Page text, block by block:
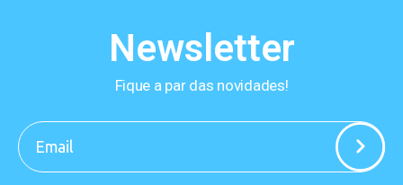
Newsletter
Fique a par das novidades!
-